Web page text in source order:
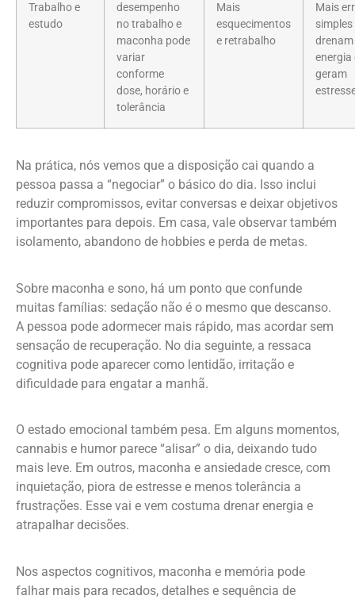
Trabalho e
estudo
desempenho
no trabalho e
maconha pode
variar
conforme
dose, horário e
tolerância
Mais
esquecimentos
e retrabalho
Mais
simples
drenam
energia
geram
Na prática, nós vemos que a disposição cai quando a
pessoa passa a “negociar” o básico do dia. Isso inclui
reduzir compromissos, evitar conversas e deixar objetivos
importantes para depois. Em casa, vale observar também
isolamento, abandono de hobbies e perda de metas.
Sobre maconha e sono, há um ponto que confunde
muitas famílias: sedação não é o mesmo que descanso.
A pessoa pode adormecer mais rápido, mas acordar sem
sensação de recuperação. No dia seguinte, a ressaca
cognitiva pode aparecer como lentidão, irritação e
dificuldade para engatar a manhã.
O estado emocional também pesa. Em alguns momentos,
cannabis e humor parece “alisar” o dia, deixando tudo
mais leve. Em outros, maconha e ansiedade cresce, com
inquietação, piora de estresse e menos tolerância a
frustrações. Esse vai e vem costuma drenar energia e
atrapalhar decisões.
Nos aspectos cognitivos, maconha e memória pode
falhar mais para recados, detalhes e sequência de